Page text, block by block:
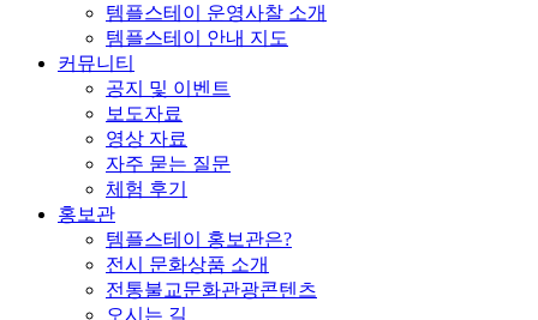
템플스테이 운영사찰 소개
템플스테이 안내 지도
커뮤니티
공지 및 이벤트
보도자료
영상 자료
자주 묻는 질문
체험 후기
홍보관
템플스테이 홍보관은?
전시 문화상품 소개
전통불교문화관광콘텐츠
오시는 길